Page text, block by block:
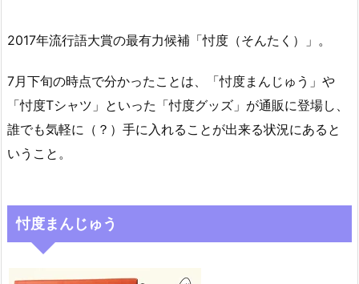
2017年流行語大賞の最有力候補「忖度（そんたく）」。
7月下旬の時点で分かったことは、「忖度まんじゅう」や
「忖度Tシャツ」といった「忖度グッズ」が通販に登場し、
誰でも気軽に（？）手に入れることが出来る状況にあると
いうこと。
忖度まんじゅう